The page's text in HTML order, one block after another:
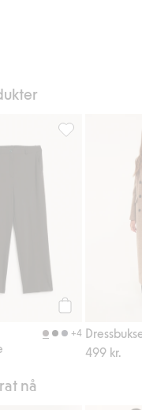
til i favoriter
+4
Dressbukse,
499 kr.
nå